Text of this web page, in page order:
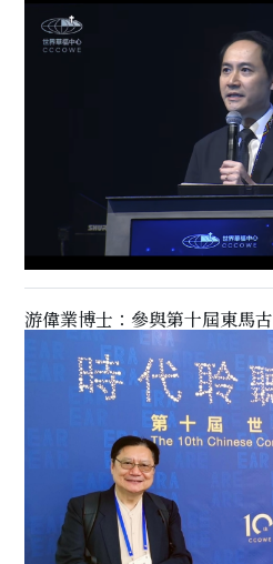
游偉業博士：參與第十屆東馬